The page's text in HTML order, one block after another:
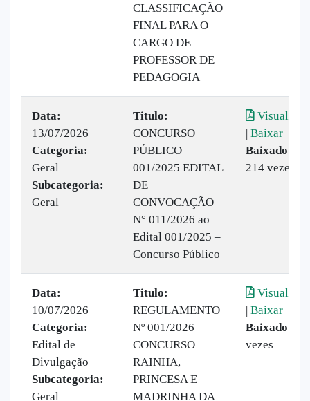
CLASSIFICAÇÃO
FINAL PARA O
CARGO DE
PROFESSOR DE
PEDAGOGIA
Data:
13/07/2026
Categoria:
Geral
Subcategoria:
Geral
Titulo:
CONCURSO
PÚBLICO
001/2025 EDITAL
DE
CONVOCAÇÃO
N° 011/2026 ao
Edital 001/2025 –
Concurso Público
Visualizar
| Baixar
Baixado:
214 vezes
Data:
10/07/2026
Categoria:
Edital de
Divulgação
Subcategoria:
Geral
Titulo:
REGULAMENTO
Nº 001/2026
CONCURSO
RAINHA,
PRINCESA E
MADRINHA DA
Visualizar
| Baixar
Baixado:
vezes